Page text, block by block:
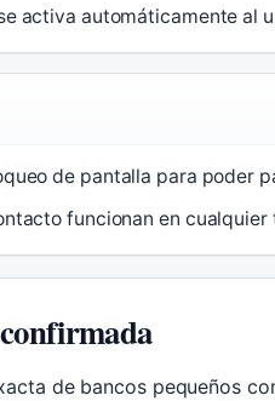
activa automáticamente al
de pantalla para poder
funcionan en
de bancos pequeños